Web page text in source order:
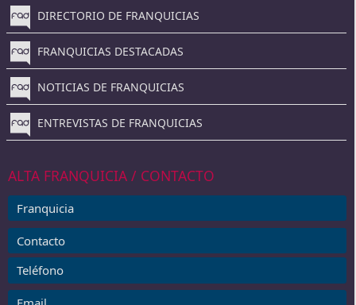
DIRECTORIO DE FRANQUICIAS
FRANQUICIAS DESTACADAS
NOTICIAS DE FRANQUICIAS
ENTREVISTAS DE FRANQUICIAS
ALTA FRANQUICIA / CONTACTO